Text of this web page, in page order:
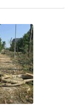
комунікацію
Теремках у …